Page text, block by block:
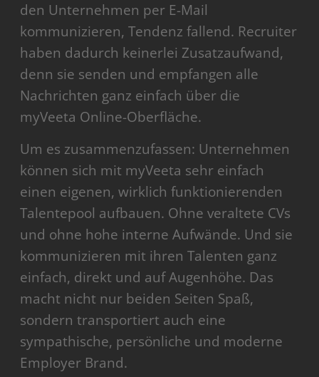
den Unternehmen per E-Mail
kommunizieren, Tendenz fallend. Recruiter
haben dadurch keinerlei Zusatzaufwand,
denn sie senden und empfangen alle
Nachrichten ganz einfach über die
myVeeta Online-Oberfläche.
Um es zusammenzufassen: Unternehmen
können sich mit myVeeta sehr einfach
einen eigenen, wirklich funktionierenden
Talentepool aufbauen. Ohne veraltete CVs
und ohne hohe interne Aufwände. Und sie
kommunizieren mit ihren Talenten ganz
einfach, direkt und auf Augenhöhe. Das
macht nicht nur beiden Seiten Spaß,
sondern transportiert auch eine
sympathische, persönliche und moderne
Employer Brand.